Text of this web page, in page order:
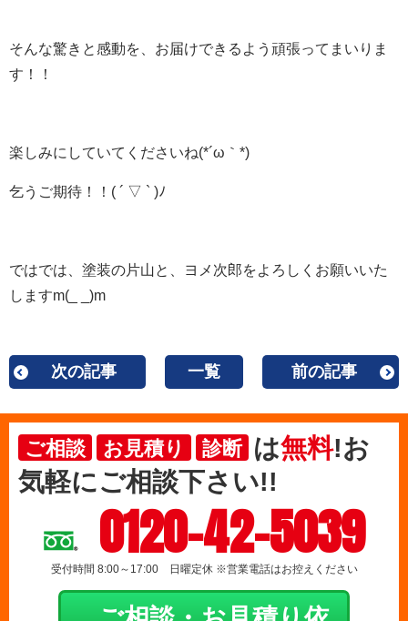
そんな驚きと感動を、お届けできるよう頑張ってまいりま
す！！
楽しみにしていてくださいね(*´ω｀*)
乞うご期待！！( ´ ▽ ` )ﾉ
ではでは、塗装の片山と、ヨメ次郎をよろしくお願いいた
しますm(_ _)m
次の記事 一覧 前の記事
ご相談 お見積り 診断 は無料!お
気軽にご相談下さい!!
0120-42-5039
受付時間 8:00～17:00 日曜定休 ※営業電話はお控えください